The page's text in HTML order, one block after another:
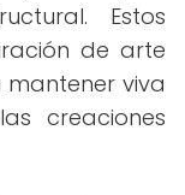
Estos
de arte
viva
creaciones